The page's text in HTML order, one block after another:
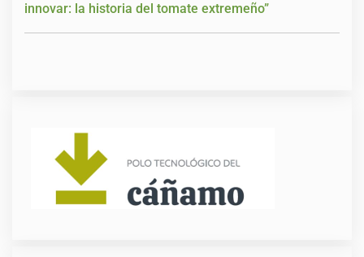
innovar: la historia del tomate extremeño”